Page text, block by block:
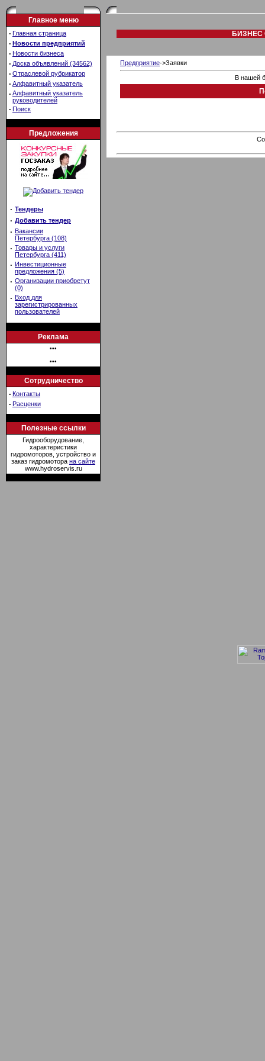
Главное меню
· Главная страница
· Новости предприятий
· Новости бизнеса
· Доска объявлений (34562)
· Отраслевой рубрикатор
· Алфавитный указатель
· Алфавитный указатель
руководителей
· Поиск
Предложения
· Тендеры
· Добавить тендер
· Вакансии
Петербурга (108)
· Товары и услуги
Петербурга (411)
· Инвестиционные
предложения (5)
· Организации приобретут
(0)
· Вход для
зарегистрированных
пользователей
Реклама
•••
•••
Сотрудничество
· Контакты
· Расценки
Полезные ссылки
Гидрооборудование,
характеристики
гидромоторов, устройство и
заказ гидромотора на сайте
www.hydroservis.ru
БИЗНЕС
Предприятие->Заявки
В нашей